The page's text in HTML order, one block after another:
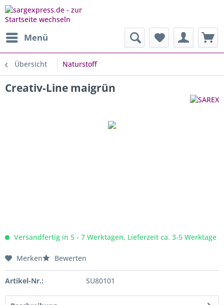
Menü
Übersicht Naturstoff
Creativ-Line maigrün
Versandfertig in 5 - 7 Werktagen, Lieferzeit ca. 3-5 Werktage
Merken Bewerten
Artikel-Nr.: SU80101